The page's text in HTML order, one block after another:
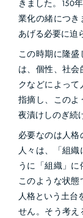
きました。 150
業化の緒につき
あげる必要に迫
この時期に隆
は、個性、社会
クなどによって
指摘し、このよ
夜漬けしのぎ続
必要なのは人
人々は、「組
うに「組織」に
このような状態
人格という土台
せん。そう考え